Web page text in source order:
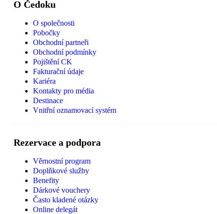
O Čedoku
O společnosti
Pobočky
Obchodní partneři
Obchodní podmínky
Pojištění CK
Fakturační údaje
Kariéra
Kontakty pro média
Destinace
Vnitřní oznamovací systém
Rezervace a podpora
Věrnostní program
Doplňkové služby
Benefity
Dárkové vouchery
Často kladené otázky
Online delegát